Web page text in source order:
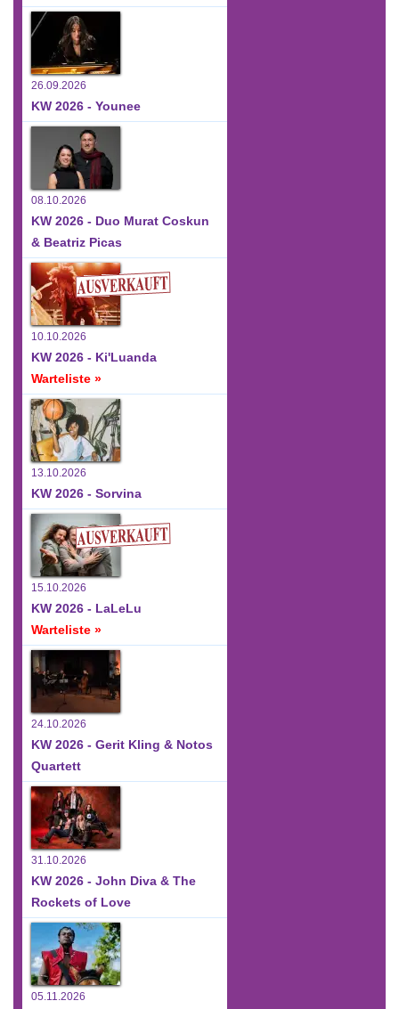
26.09.2026
KW 2026 - Younee
08.10.2026
KW 2026 - Duo Murat Coskun
& Beatriz Picas
10.10.2026
KW 2026 - Ki'Luanda
Warteliste »
13.10.2026
KW 2026 - Sorvina
15.10.2026
KW 2026 - LaLeLu
Warteliste »
24.10.2026
KW 2026 - Gerit Kling & Notos
Quartett
31.10.2026
KW 2026 - John Diva & The
Rockets of Love
05.11.2026